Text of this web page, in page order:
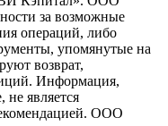
за возможные
операций, либо
упомянутые на
возврат,
Информация,
не является
ООО